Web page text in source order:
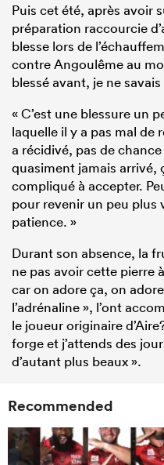
Puis cet été, après avoir
préparation raccourcie
blesse lors de
contre Angoulême au
blessé avant, je ne savais
« C’est une blessure un
laquelle il y a pas mal de
a récidivé, pas de
quasiment jamais arrivé,
compliqué à accepter.
pour revenir un peu plus
patience. »
Durant son absence, la
ne pas avoir cette pierre
car on adore ça, on
l’adrénaline », l’ont
le joueur originaire
forge et j’attends des
d’autant plus beaux ».
Recommended